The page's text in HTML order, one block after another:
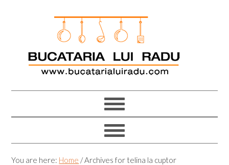
You are here: Home /Archives for telina la cuptor